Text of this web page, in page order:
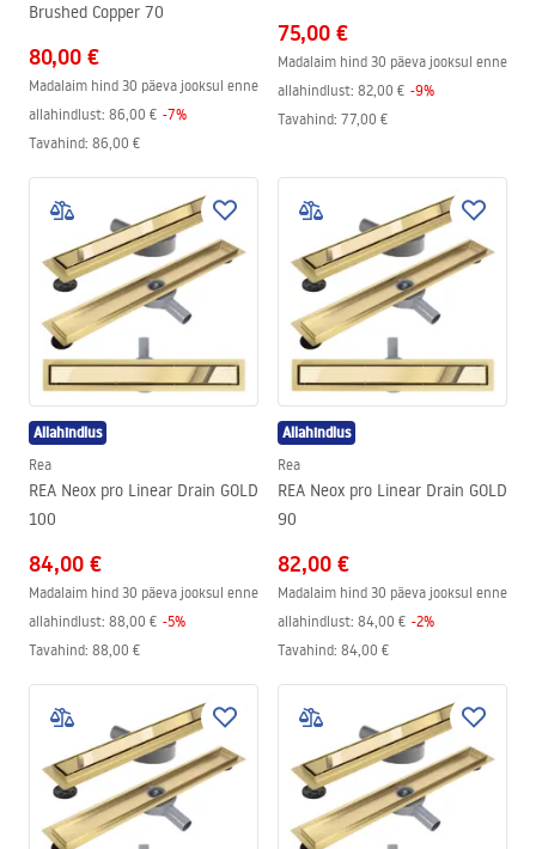
Brushed Copper 70
80,00 €
Madalaim hind 30 päeva jooksul enne
allahindlust: 86,00 € -7%
Tavahind: 86,00 €
75,00 €
Madalaim hind 30 päeva jooksul enne
allahindlust: 82,00 € -9%
Tavahind: 77,00 €
Allahindlus
Rea
REA Neox pro Linear Drain GOLD
100
84,00 €
Madalaim hind 30 päeva jooksul enne
allahindlust: 88,00 € -5%
Tavahind: 88,00 €
Allahindlus
Rea
REA Neox pro Linear Drain GOLD
90
82,00 €
Madalaim hind 30 päeva jooksul enne
allahindlust: 84,00 € -2%
Tavahind: 84,00 €